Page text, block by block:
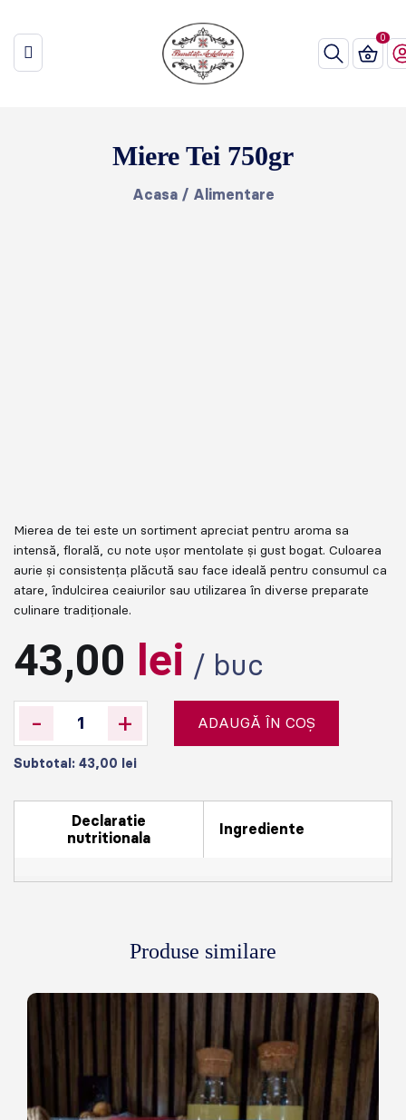
Miere Tei 750gr
Acasa/ Alimentare
Mierea de tei este un sortiment apreciat pentru aroma sa
intensă, florală, cu note ușor mentolate și gust bogat. Culoarea
aurie și consistența plăcută sau face ideală pentru consumul ca
atare, îndulcirea ceaiurilor sau utilizarea în diverse preparate
culinare tradiționale.
43,00 lei / buc
- + ADAUGĂ ÎN COȘ
Subtotal: 43,00 lei
Declaratie
nutritionala
Ingrediente
Produse similare